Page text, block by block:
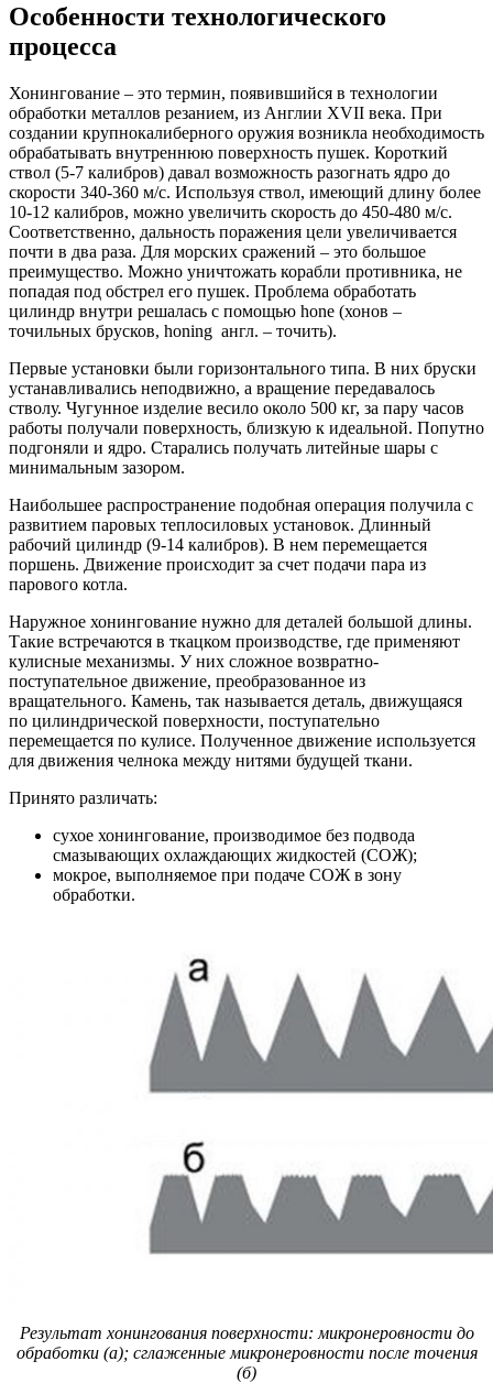
Особенности технологического
процесса
Хонингование – это термин, появившийся в технологии
обработки металлов резанием, из Англии XVII века. При
создании крупнокалиберного оружия возникла необходимость
обрабатывать внутреннюю поверхность пушек. Короткий
ствол (5-7 калибров) давал возможность разогнать ядро до
скорости 340-360 м/с. Используя ствол, имеющий длину более
10-12 калибров, можно увеличить скорость до 450-480 м/с.
Соответственно, дальность поражения цели увеличивается
почти в два раза. Для морских сражений – это большое
преимущество. Можно уничтожать корабли противника, не
попадая под обстрел его пушек. Проблема обработать
цилиндр внутри решалась с помощью hone (хонов –
точильных брусков, honing англ. – точить).
Первые установки были горизонтального типа. В них бруски
устанавливались неподвижно, а вращение передавалось
стволу. Чугунное изделие весило около 500 кг, за пару часов
работы получали поверхность, близкую к идеальной. Попутно
подгоняли и ядро. Старались получать литейные шары с
минимальным зазором.
Наибольшее распространение подобная операция получила с
развитием паровых теплосиловых установок. Длинный
рабочий цилиндр (9-14 калибров). В нем перемещается
поршень. Движение происходит за счет подачи пара из
парового котла.
Наружное хонингование нужно для деталей большой длины.
Такие встречаются в ткацком производстве, где применяют
кулисные механизмы. У них сложное возвратно-
поступательное движение, преобразованное из
вращательного. Камень, так называется деталь, движущаяся
по цилиндрической поверхности, поступательно
перемещается по кулисе. Полученное движение используется
для движения челнока между нитями будущей ткани.
Принято различать:
сухое хонингование, производимое без подвода
смазывающих охлаждающих жидкостей (СОЖ);
мокрое, выполняемое при подаче СОЖ в зону
обработки.
Результат хонингования поверхности: микронеровности до
обработки (а); сглаженные микронеровности после точения
(б)